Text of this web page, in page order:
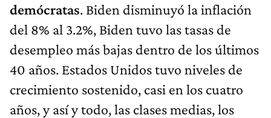
demócratas. Biden disminuyó la inflación
del 8% al 3.2%, Biden tuvo las tasas de
desempleo más bajas dentro de los últimos
40 años. Estados Unidos tuvo niveles de
crecimiento sostenido, casi en los cuatro
años, y así y todo, las clases medias, los